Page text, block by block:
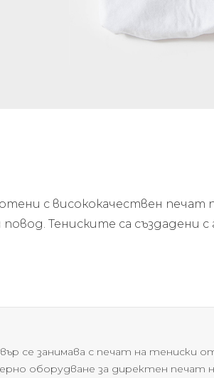
с висококачествен печат
Тениските са
се занимава с печат на тениски
оборудване за директен печат